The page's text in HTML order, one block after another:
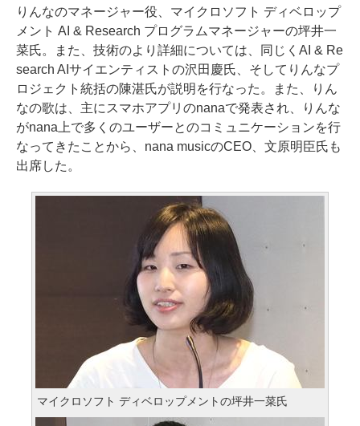
りんなのマネージャー役、マイクロソフト ディベロップ
メント AI & Research プログラムマネージャーの坪井一
菜氏。また、技術のより詳細については、同じくAI & Re
search AIサイエンティストの沢田慶氏、そしてりんなプ
ロジェクト統括の陳湛氏が説明を行なった。また、りん
なの歌は、主にスマホアプリのnanaで発表され、りんな
がnana上で多くのユーザーとのコミュニケーションを行
なってきたことから、nana musicのCEO、文原明臣氏も
出席した。
マイクロソフト ディベロップメントの坪井一菜氏